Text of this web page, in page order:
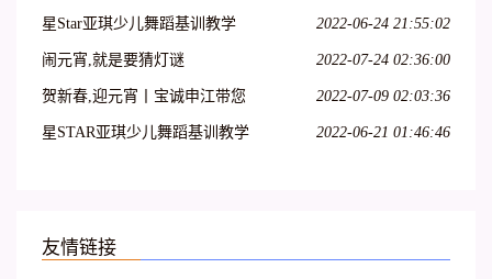
那么,古典舞演员就必须具备表
星Star亚琪少儿舞蹈基训教学
法师资班第二十七期—呼和浩
2022-06-24 21:55:02
闹元宵,就是要猜灯谜 2022-07-24 02:36:00
贺新春,迎元宵丨宝诚申江带您
一起猜灯谜
2022-07-09 02:03:36
星STAR亚琪少儿舞蹈基训教学
2022-06-21 01:46:46
友情链接